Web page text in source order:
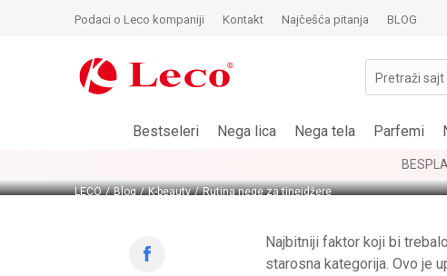
Podaci o Leco kompaniji Kontakt Najčešća pitanja BLOG
Pretraži sajt
Bestseleri Nega lica Nega tela Parfemi
LECO Blog K-beauty Rutina nege za tinejdžere
Rutina nege za
Najbitniji faktor koji bi
starosna kategorija. Ovo je